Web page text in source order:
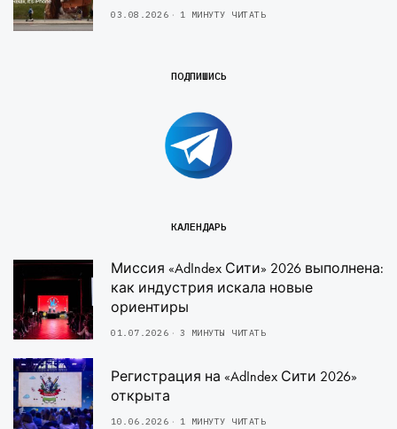
03.08.2026 1 МИНУТУ ЧИТАТЬ
ПОДПИШИСЬ
КАЛЕНДАРЬ
Миссия «AdIndex Сити» 2026 выполнена:
как индустрия искала новые
ориентиры
01.07.2026 3 МИНУТЫ ЧИТАТЬ
Регистрация на «AdIndex Сити 2026»
открыта
10.06.2026 1 МИНУТУ ЧИТАТЬ